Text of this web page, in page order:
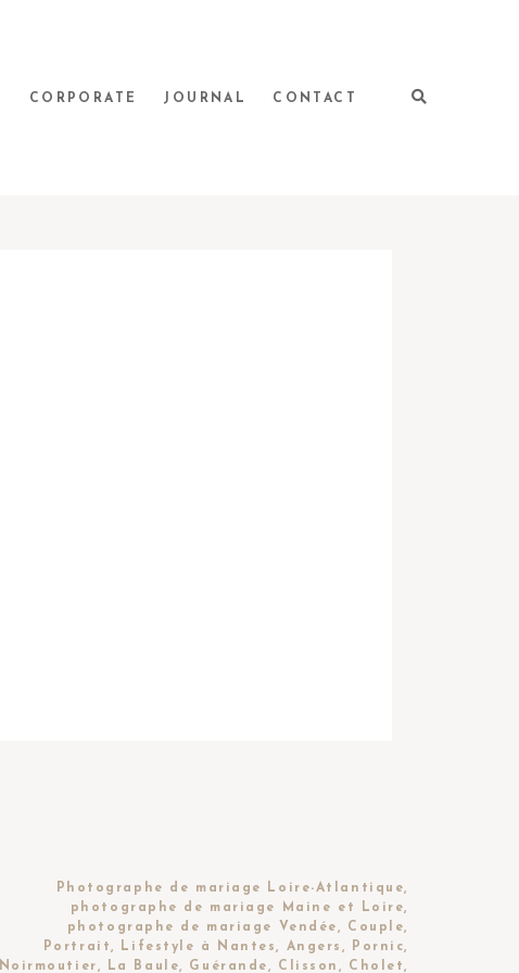
CORPORATE JOURNAL CONTACT
Photographe de mariage Loire-Atlantique,
photographe de mariage Maine et Loire,
photographe de mariage Vendée, Couple,
Portrait, Lifestyle à Nantes, Angers, Pornic,
Noirmoutier, La Baule, Guérande, Clisson, Cholet,